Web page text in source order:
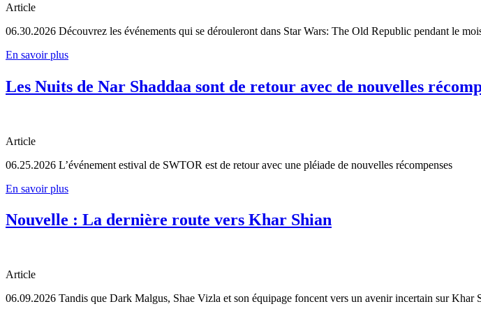
Article
06.30.2026 Découvrez les événements qui se dérouleront dans Star Wars: The Old Republic pendant le
En savoir plus
Les Nuits de Nar Shaddaa sont de retour avec de nouvelles
Article
06.25.2026 L’événement estival de SWTOR est de retour avec une pléiade de nouvelles récompenses
En savoir plus
Nouvelle : La dernière route vers Khar Shian
Article
06.09.2026 Tandis que Dark Malgus, Shae Vizla et son équipage foncent vers un avenir incertain sur